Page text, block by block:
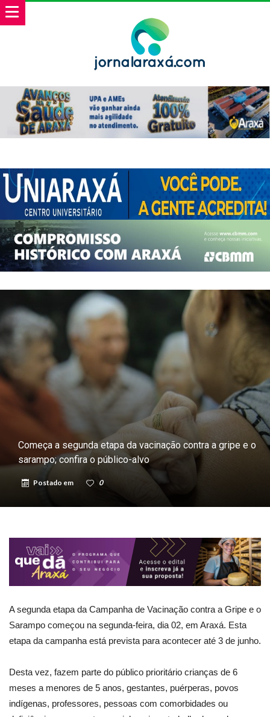
Começa a segunda etapa da vacinação contra a gripe e o
sarampo; confira o público-alvo
Postado em 0
A segunda etapa da Campanha de Vacinação contra a Gripe e o
Sarampo começou na segunda-feira, dia 02, em Araxá. Esta
etapa da campanha está prevista para acontecer até 3 de junho.
Desta vez, fazem parte do público prioritário crianças de 6
meses a menores de 5 anos, gestantes, puérperas, povos
indígenas, professores, pessoas com comorbidades ou